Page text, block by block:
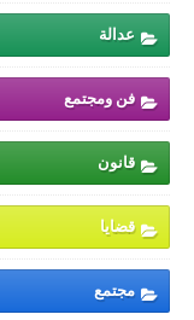
عدالة
فن ومجتمع
قانون
قضايا
مجتمع